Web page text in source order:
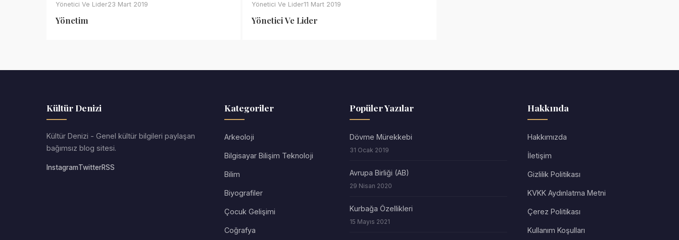
Yönetici Ve Lider23 Mart 2019
Yönetim
Yönetici Ve Lider11 Mart 2019
Yönetici Ve Lider
Kültür Denizi
Kültür Denizi - Genel kültür bilgileri paylaşan
bağımsız blog sitesi.
InstagramTwitterRSS
Kategoriler
Arkeoloji
Bilgisayar Bilişim Teknoloji
Bilim
Biyografiler
Çocuk Gelişimi
Coğrafya
Popüler Yazılar
Dövme Mürekkebi
31 Ocak 2019
Avrupa Birliği (AB)
29 Nisan 2020
Kurbağa Özellikleri
15 Mayıs 2021
Hakkında
Hakkımızda
İletişim
Gizlilik Politikası
KVKK Aydınlatma Metni
Çerez Politikası
Kullanım Koşulları